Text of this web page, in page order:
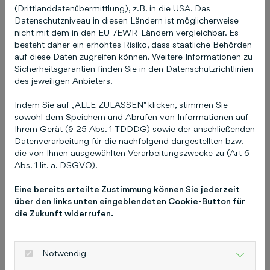
Herausgeber-GbR gewährleistet, dass die
vielfältigen Inhalte von Gelbe Seiten als
Spezialist für Branchenverzeichnis-Angebote
den Nutzern als Buch, online und mobil über
www.gelbeseiten.de sowie u. a. als Apps für
Smartphones und Tablets zur Verfügung stehen
Jahr 2020 verzeichneten die Produkte von
Gelbe Seiten medienübergreifend ca. 700 Mio.
Nutzungen*. Die Bezeichnung Gelbe Seiten ist in
Deutschland eine geschützte und auf die Gelbe
Seiten Zeichen-GbR einge-tragene Wortmarke.
Ebenfalls besteht u. a. Markenschutz für die
Gelbe Seiten Zeichen-GbR für eine abstrakte
Verwendung der Farbe Gelb. *Quelle: GfK-
2020; repräsentative Befragung von 15.974
Personen ab 16 Jahren, Oktober 2020, In
(Drittlanddatenübermittlung), z.B. in die USA. Das
Datenschutzniveau in diesen Ländern ist möglicherweise
nicht mit dem in den EU-/EWR-Ländern vergleichbar. Es
besteht daher ein erhöhtes Risiko, dass staatliche Behörden
auf diese Daten zugreifen können. Weitere Informationen zu
Sicherheitsgarantien finden Sie in den Datenschutzrichtlinien
des jeweiligen Anbieters.
Indem Sie auf „ALLE ZULASSEN" klicken, stimmen Sie
sowohl dem Speichern und Abrufen von Informationen auf
Ihrem Gerät (§ 25 Abs. 1 TDDDG) sowie der anschließenden
Datenverarbeitung für die nachfolgend dargestellten bzw.
die von Ihnen ausgewählten Verarbeitungszwecke zu (Art 6
Abs. 1 lit. a. DSGVO).
Eine bereits erteilte Zustimmung können Sie jederzeit
über den links unten eingeblendeten Cookie-Button für
die Zukunft widerrufen.
Notwendig